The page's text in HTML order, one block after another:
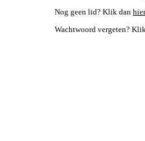
Nog geen lid? Klik dan hier
Wachtwoord vergeten?